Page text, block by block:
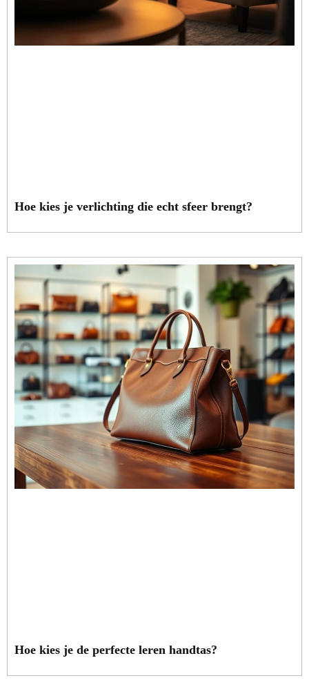
Hoe kies je verlichting die echt sfeer brengt?
Hoe kies je de perfecte leren handtas?